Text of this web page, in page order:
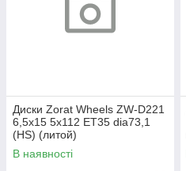
Диски Zorat Wheels ZW-D221
6,5x15 5x112 ET35 dia73,1
(HS) (литой)
В наявності